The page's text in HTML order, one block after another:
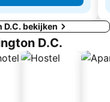
bekijken
D.C.